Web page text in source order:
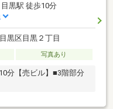
黒駅 徒歩10分
黒区目黒２丁目
写真あり
分【売ビル】■3階部分